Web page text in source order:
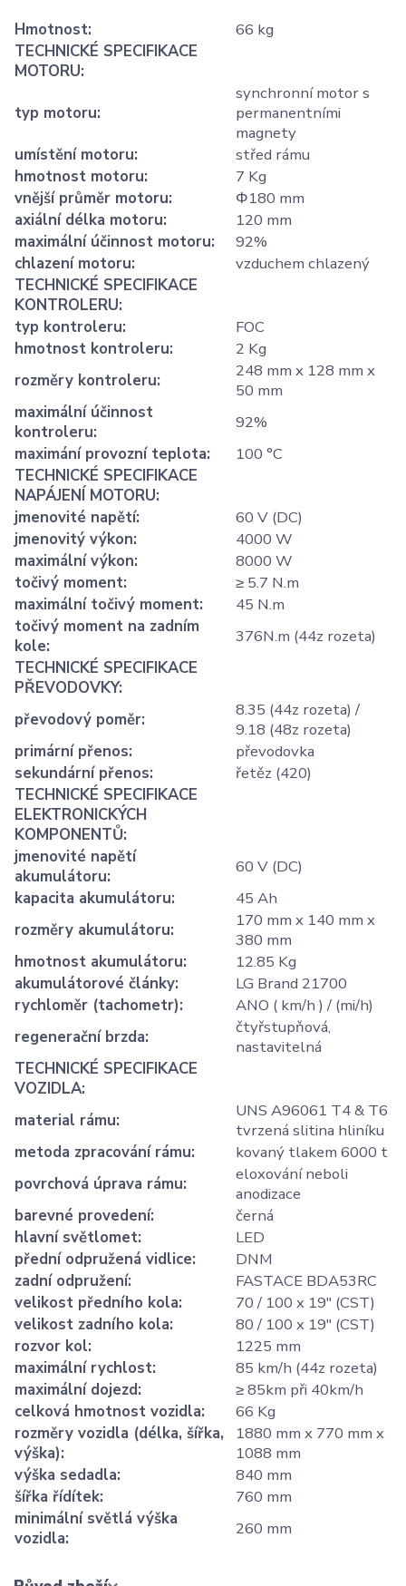
Hmotnost:
66 kg
TECHNICKÉ SPECIFIKACE
MOTORU:
typ motoru:
synchronní motor s
permanentními
magnety
umístění motoru:
střed rámu
hmotnost motoru:
7 Kg
vnější průměr motoru:
Φ180 mm
axiální délka motoru:
120 mm
maximální účinnost motoru:
92%
chlazení motoru:
vzduchem chlazený
TECHNICKÉ SPECIFIKACE
KONTROLERU:
typ kontroleru:
FOC
hmotnost kontroleru:
2 Kg
rozměry kontroleru:
248 mm x 128 mm x
50 mm
maximální účinnost
kontroleru:
92%
maximání provozní teplota:
100 °C
TECHNICKÉ SPECIFIKACE
NAPÁJENÍ MOTORU:
jmenovité napětí:
60 V (DC)
jmenovitý výkon:
4000 W
maximální výkon:
8000 W
točivý moment:
≥ 5.7 N.m
maximální točivý moment:
45 N.m
točivý moment na zadním
kole:
376N.m (44z rozeta)
TECHNICKÉ SPECIFIKACE
PŘEVODOVKY:
převodový poměr:
8.35 (44z rozeta) /
9.18 (48z rozeta)
primární přenos:
převodovka
sekundární přenos:
řetěz (420)
TECHNICKÉ SPECIFIKACE
ELEKTRONICKÝCH
KOMPONENTŮ:
jmenovité napětí
akumulátoru:
60 V (DC)
kapacita akumulátoru:
45 Ah
rozměry akumulátoru:
170 mm x 140 mm x
380 mm
hmotnost akumulátoru:
12.85 Kg
akumulátorové články:
LG Brand 21700
rychloměr (tachometr):
ANO ( km/h ) / (mi/h)
regenerační brzda:
čtyřstupňová,
nastavitelná
TECHNICKÉ SPECIFIKACE
VOZIDLA:
material rámu:
UNS A96061 T4 & T6
tvrzená slitina hliníku
metoda zpracování rámu:
kovaný tlakem 6000 t
povrchová úprava rámu:
eloxování neboli
anodizace
barevné provedení:
černá
hlavní světlomet:
LED
přední odpružená vidlice:
DNM
zadní odpružení:
FASTACE BDA53RC
velikost předního kola:
70 / 100 x 19" (CST)
velikost zadního kola:
80 / 100 x 19" (CST)
rozvor kol:
1225 mm
maximální rychlost:
85 km/h (44z rozeta)
maximální dojezd:
≥ 85km při 40km/h
celková hmotnost vozidla:
66 Kg
rozměry vozidla (délka, šířka,
výška):
1880 mm x 770 mm x
1088 mm
výška sedadla:
840 mm
šířka řídítek:
760 mm
minimální světlá výška
vozidla: 260 mm